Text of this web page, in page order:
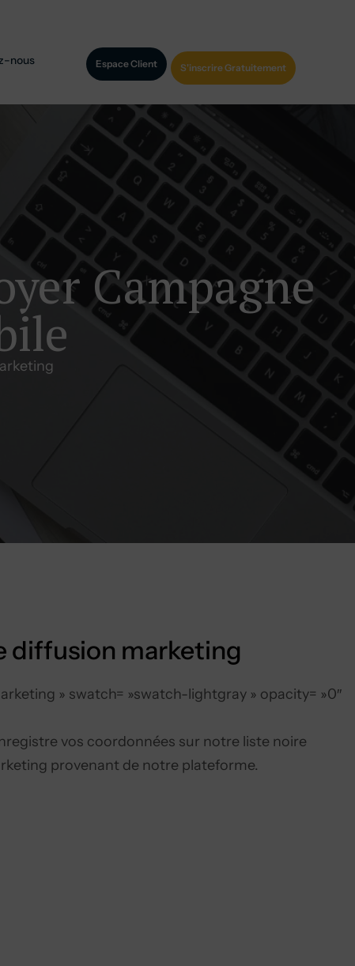
nous Espace Client S'inscrire Gratuitement
Campagne
diffusion marketing
» swatch= »swatch-lightgray » opacity= »0″
vos coordonnées sur notre liste noire
provenant de notre plateforme.